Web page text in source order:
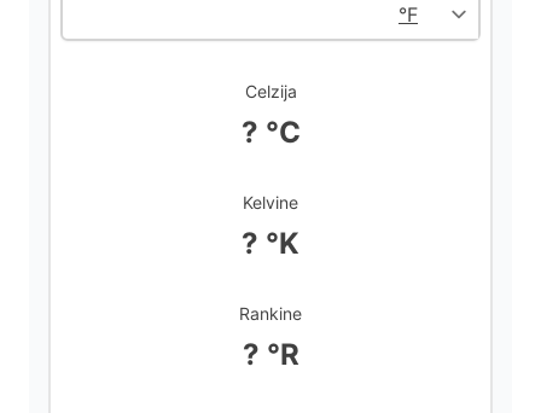
d
e
o
Celzija
? °C
Kelvine
? °K
Rankine
? °R